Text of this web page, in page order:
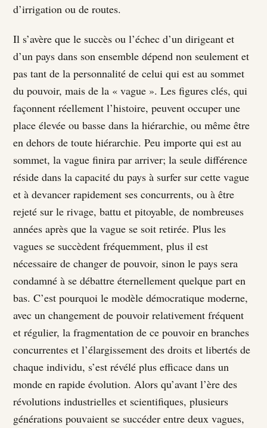
d’irrigation ou de routes.
Il s’avère que le succès ou l’échec d’un dirigeant et
d’un pays dans son ensemble dépend non seulement et
pas tant de la personnalité de celui qui est au sommet
du pouvoir, mais de la « vague ». Les figures clés, qui
façonnent réellement l’histoire, peuvent occuper une
place élevée ou basse dans la hiérarchie, ou même être
en dehors de toute hiérarchie. Peu importe qui est au
sommet, la vague finira par arriver; la seule différence
réside dans la capacité du pays à surfer sur cette vague
et à devancer rapidement ses concurrents, ou à être
rejeté sur le rivage, battu et pitoyable, de nombreuses
années après que la vague se soit retirée. Plus les
vagues se succèdent fréquemment, plus il est
nécessaire de changer de pouvoir, sinon le pays sera
condamné à se débattre éternellement quelque part en
bas. C’est pourquoi le modèle démocratique moderne,
avec un changement de pouvoir relativement fréquent
et régulier, la fragmentation de ce pouvoir en branches
concurrentes et l’élargissement des droits et libertés de
chaque individu, s’est révélé plus efficace dans un
monde en rapide évolution. Alors qu’avant l’ère des
révolutions industrielles et scientifiques, plusieurs
générations pouvaient se succéder entre deux vagues,